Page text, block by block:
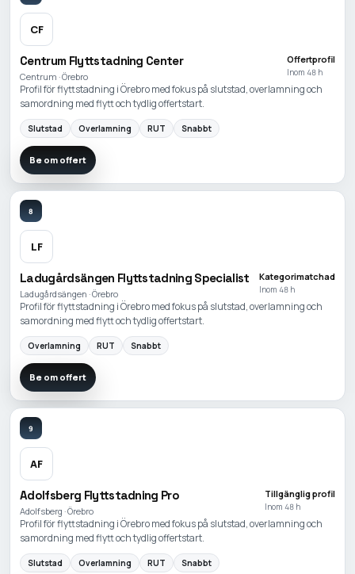
CF
Centrum Flyttstadning Center
Centrum · Örebro
Offertprofil
Inom 48 h
Profil för flyttstadning i Örebro med fokus på slutstad, overlamning och
samordning med flytt och tydlig offertstart.
Slutstad Overlamning RUT Snabbt
Be om offert
8
LF
Ladugårdsängen Flyttstadning Specialist
Ladugårdsängen · Örebro
Kategorimatchad
Inom 48 h
Profil för flyttstadning i Örebro med fokus på slutstad, overlamning och
samordning med flytt och tydlig offertstart.
Overlamning RUT Snabbt
Be om offert
9
AF
Adolfsberg Flyttstadning Pro
Adolfsberg · Örebro
Tillgänglig profil
Inom 48 h
Profil för flyttstadning i Örebro med fokus på slutstad, overlamning och
samordning med flytt och tydlig offertstart.
Slutstad Overlamning RUT Snabbt